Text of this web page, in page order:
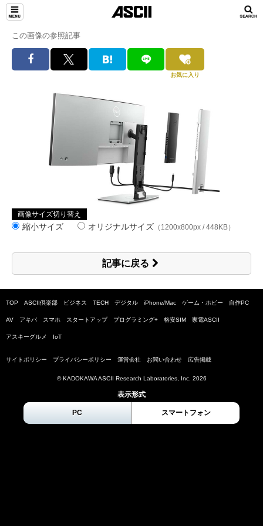
この画像の参照記事
お気に入り
画像サイズ切り替え
縮小サイズ オリジナルサイズ （1200x800px / 448KB）
記事に戻る
TOP ASCII倶楽部 ビジネス TECH デジタル iPhone/Mac ゲーム・ホビー 自作PC
AV アキバ スマホ スタートアップ プログラミング+ 格安SIM 家電ASCII
アスキーグルメ IoT
サイトポリシー プライバシーポリシー 運営会社 お問い合わせ 広告掲載
© KADOKAWA ASCII Research Laboratories, Inc. 2026
表示形式
PC スマートフォン